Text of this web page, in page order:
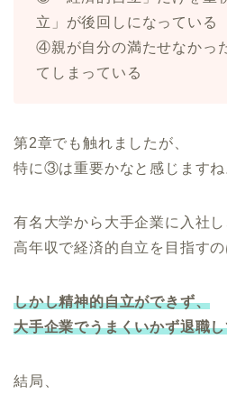
立」が後回しになっている
④親が自分の満たせなかっ
てしまっている
第2章でも触れましたが、
特に③は重要かなと感じますね
有名大学から大手企業に入社し
高年収で経済的自立を目指すの
しかし精神的自立ができず、
大手企業でうまくいかず退職
結局、